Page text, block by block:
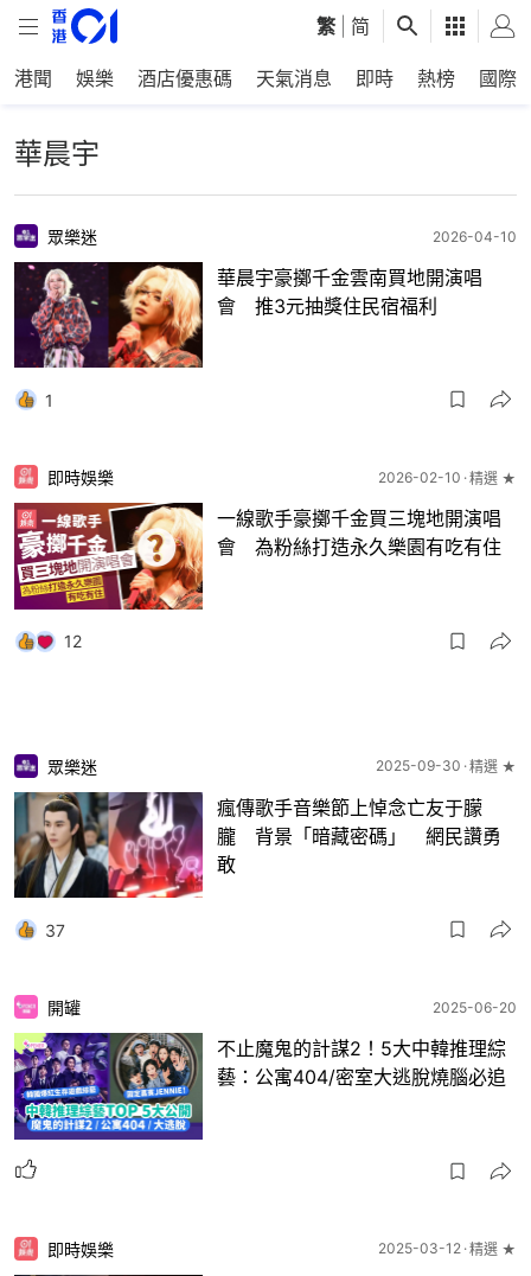
繁 简
港聞 娛樂 酒店優惠碼 天氣消息 即時 熱榜 國際
華晨宇
眾樂迷 2026-04-10
華晨宇豪擲千金雲南買地開演唱
會 推3元抽獎住民宿福利
1
即時娛樂 2026-02-10 精選 ★
一線歌手豪擲千金買三塊地開演唱
會 為粉絲打造永久樂園有吃有住
12
眾樂迷 2025-09-30 精選 ★
瘋傳歌手音樂節上悼念亡友于朦
朧 背景「暗藏密碼」 網民讚勇
敢
37
開罐 2025-06-20
不止魔鬼的計謀2！5大中韓推理綜
藝：公寓404/密室大逃脫燒腦必追
即時娛樂 2025-03-12 精選 ★